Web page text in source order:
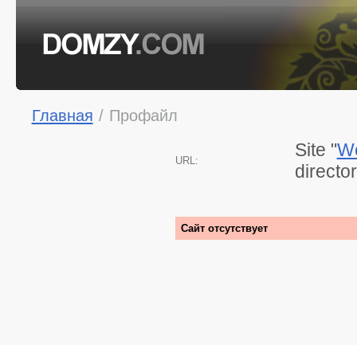
Главная / Профайл
URL:
Site "
Сайт отсутствует